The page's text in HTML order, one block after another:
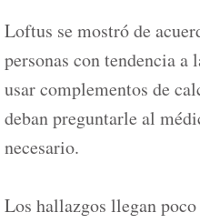
Loftus se mostró de
personas con tendencia a
usar complementos de
deban preguntarle al
necesario.
Los hallazgos llegan